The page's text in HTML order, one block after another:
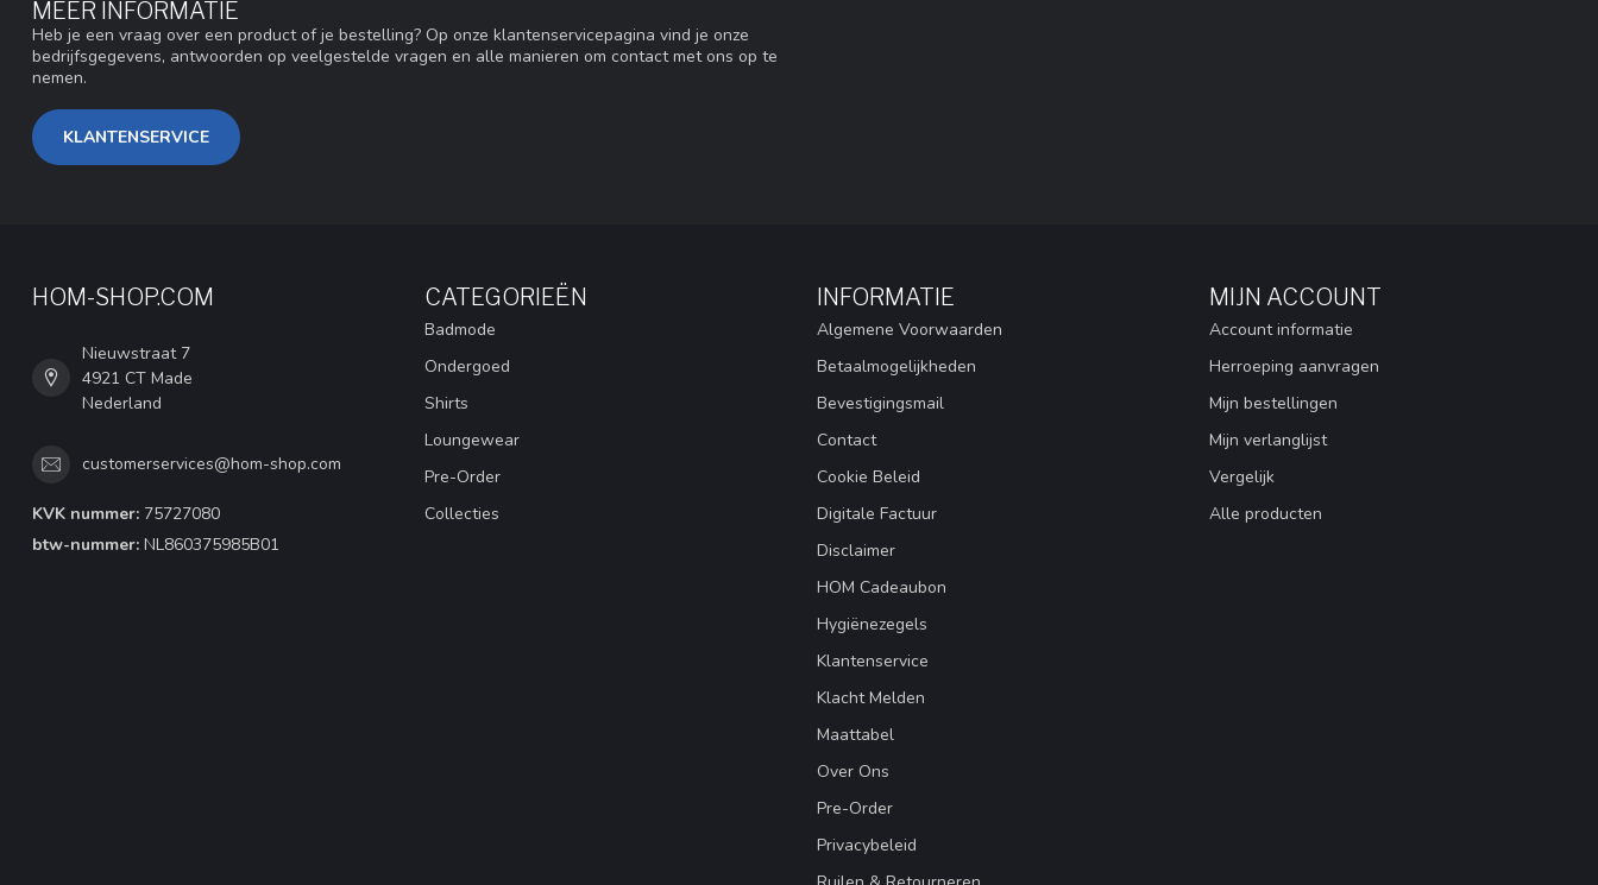
MEER INFORMATIE
Heb je een vraag over een product of je bestelling? Op onze klantenservicepagina vind je onze
bedrijfsgegevens, antwoorden op veelgestelde vragen en alle manieren om contact met ons op te
nemen.
KLANTENSERVICE
HOM-SHOP.COM
Nieuwstraat 7
4921 CT Made
Nederland
customerservices@hom-shop.com
KVK nummer: 75727080
btw-nummer: NL860375985B01
CATEGORIEËN
Badmode
Ondergoed
Shirts
Loungewear
Pre-Order
Collecties
INFORMATIE
Algemene Voorwaarden
Betaalmogelijkheden
Bevestigingsmail
Contact
Cookie Beleid
Digitale Factuur
Disclaimer
HOM Cadeaubon
Hygiënezegels
Klantenservice
Klacht Melden
Maattabel
Over Ons
Pre-Order
Privacybeleid
MIJN ACCOUNT
Account informatie
Herroeping aanvragen
Mijn bestellingen
Mijn verlanglijst
Vergelijk
Alle producten